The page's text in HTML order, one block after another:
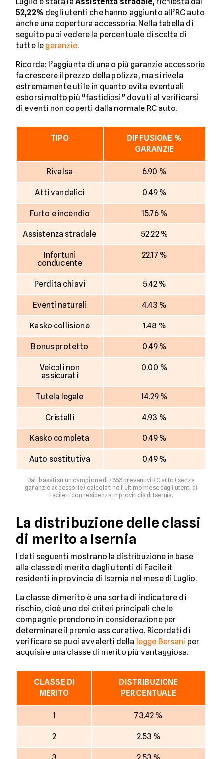
52,22% degli utenti che hanno aggiunto all’RC auto
anche una copertura accessoria. Nella tabella di
seguito puoi vedere la percentuale di scelta di
tutte le garanzie.
Ricorda: l’aggiunta di una o più garanzie accessorie
fa crescere il prezzo della polizza, ma si rivela
estremamente utile in quanto evita eventuali
esborsi molto più “fastidiosi” dovuti al verificarsi
di eventi non coperti dalla normale RC auto.
TIPO
DIFFUSIONE %
GARANZIE
Rivalsa 6.90 %
Atti vandalici 0.49 %
Furto e incendio 15.76 %
Assistenza stradale 52.22 %
Infortuni
conducente
22.17 %
Perdita chiavi 5.42 %
Eventi naturali 4.43 %
Kasko collisione 1.48 %
Bonus protetto 0.49 %
Veicoli non
assicurati
0.00 %
Tutela legale 14.29 %
Cristalli 4.93 %
Kasko completa 0.49 %
Auto sostitutiva 0.49 %
Dati basati su un campione di 7.353 preventivi RC auto (senza
garanzie accessorie) calcolati nell'ultimo mese dagli utenti di
Facile.it con residenza in provincia di Isernia.
La distribuzione delle classi
di merito a Isernia
I dati seguenti mostrano la distribuzione in base
alla classe di merito dagli utenti di Facile.it
residenti in provincia di Isernia nel mese di Luglio.
La classe di merito è una sorta di indicatore di
rischio, cioè uno dei criteri principali che le
compagnie prendono in considerazione per
determinare il premio assicurativo. Ricordati di
verificare se puoi avvalerti della legge Bersani per
acquisire una classe di merito più vantaggiosa.
CLASSE DI
MERITO
DISTRIBUZIONE
PERCENTUALE
1 73.42 %
2 2.53 %